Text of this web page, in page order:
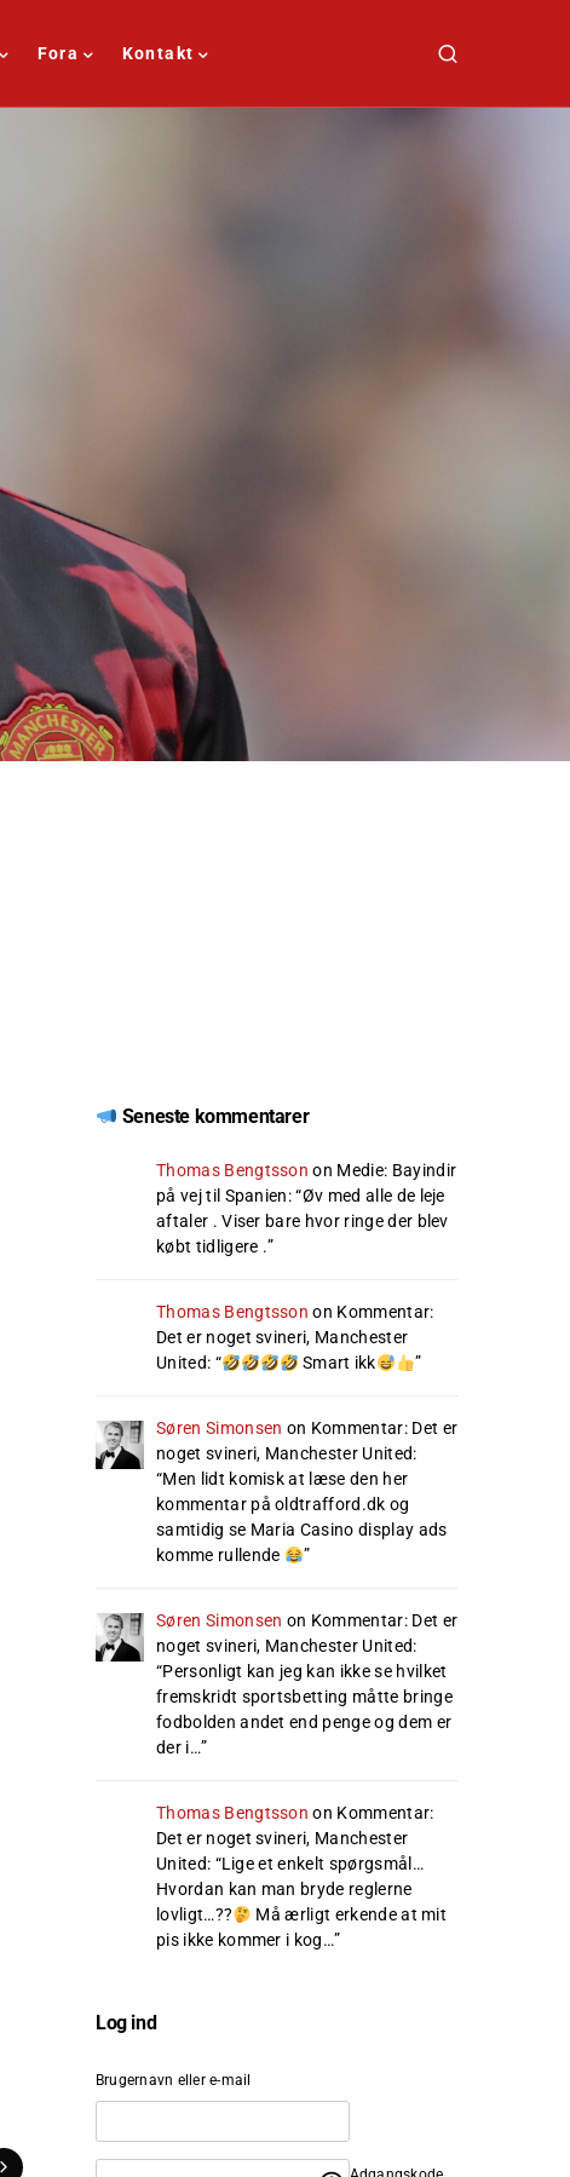
Fora Kontakt
Seneste kommentarer
Thomas Bengtsson on Medie: Bayindir
på vej til Spanien: “Øv med alle de leje
aftaler . Viser bare hvor ringe der blev
købt tidligere .”
Thomas Bengtsson on Kommentar:
Det er noget svineri, Manchester
United: “ Smart ikk ”
Søren Simonsen on Kommentar: Det er
noget svineri, Manchester United:
“Men lidt komisk at læse den her
kommentar på oldtrafford.dk og
samtidig se Maria Casino display ads
komme rullende
”
Søren Simonsen on Kommentar: Det er
noget svineri, Manchester United:
“Personligt kan jeg kan ikke se hvilket
fremskridt sportsbetting måtte bringe
fodbolden andet end penge og dem er
der i…”
Thomas Bengtsson on Kommentar:
Det er noget svineri, Manchester
United: “Lige et enkelt spørgsmål…
Hvordan kan man bryde reglerne
lovligt…??
Må ærligt erkende at mit
pis ikke kommer i kog…”
Log ind
Brugernavn eller e-mail